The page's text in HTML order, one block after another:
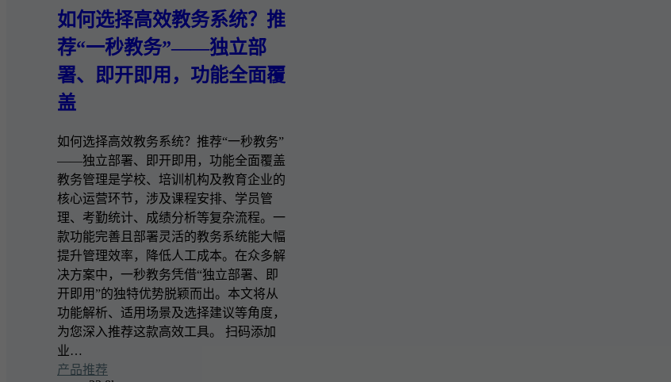
如何选择高效教务系统？推
荐“一秒教务”——独立部
署、即开即用，功能全面覆
盖
如何选择高效教务系统？推荐“一秒教务”
——独立部署、即开即用，功能全面覆盖
教务管理是学校、培训机构及教育企业的
核心运营环节，涉及课程安排、学员管
理、考勤统计、成绩分析等复杂流程。一
款功能完善且部署灵活的教务系统能大幅
提升管理效率，降低人工成本。在众多解
决方案中，一秒教务凭借“独立部署、即
开即用”的独特优势脱颖而出。本文将从
功能解析、适用场景及选择建议等角度，
为您深入推荐这款高效工具。 扫码添加
业…
产品推荐